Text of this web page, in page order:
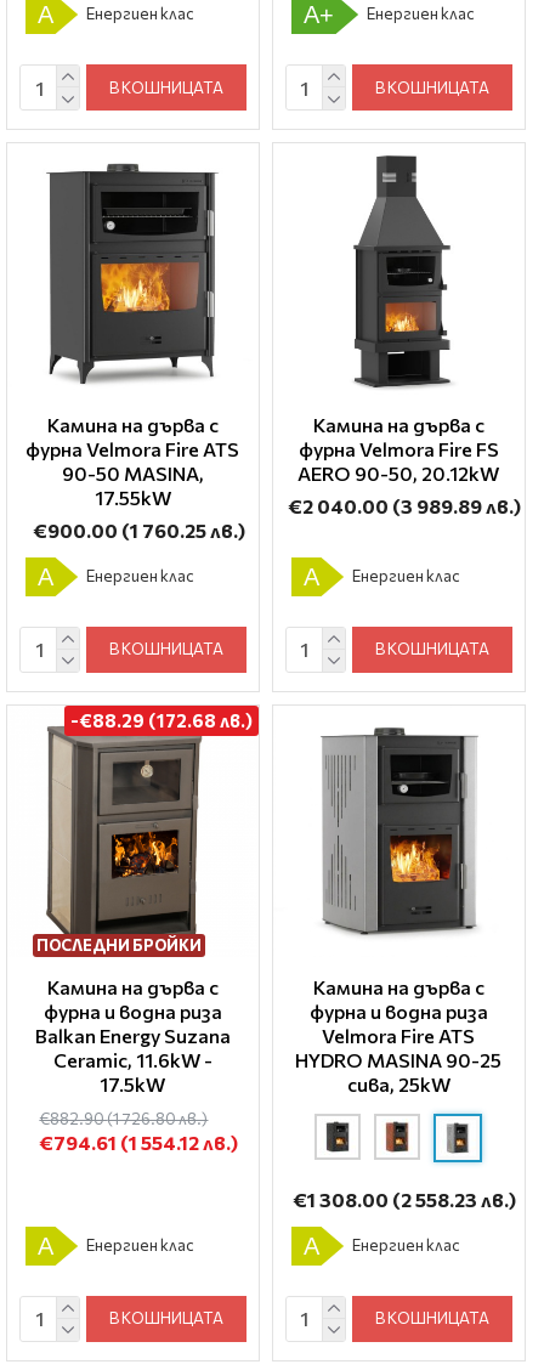
A Енергиен клас
В КОШНИЦАТА
A+ Енергиен клас
В КОШНИЦАТА
Камина на дърва с
фурна Velmora Fire ATS
90-50 ΜΑSΙΝΑ,
17.55kW
€900.00 (1 760.25 лв.)
A Енергиен клас
В КОШНИЦАТА
Камина на дърва с
фурна Velmora Fire FS
AERO 90-50, 20.12kW
€2 040.00 (3 989.89 лв.)
A Енергиен клас
В КОШНИЦАТА
ПОСЛЕДНИ БРОЙКИ
-€88.29 (172.68 лв.)
Камина на дърва с
фурна и водна риза
Balkan Energy Suzana
Ceramic, 11.6kW -
17.5kW
€794.61 (1 554.12 лв.)
€882.90(1 726.80 лв.)
A Енергиен клас
В КОШНИЦАТА
Камина на дърва с
фурна и водна риза
Velmora Fire ATS
HYDRO ΜΑSΙΝΑ 90-25
сива, 25kW
€1 308.00 (2 558.23 лв.)
A Енергиен клас
В КОШНИЦАТА